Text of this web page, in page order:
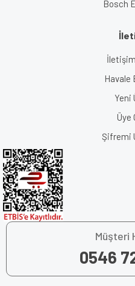
Bosch
Havale
Yeni
Üye
Şifremi
Müşteri
0546